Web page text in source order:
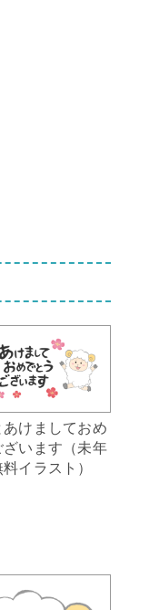
けましておめ
います（未年
イラスト）